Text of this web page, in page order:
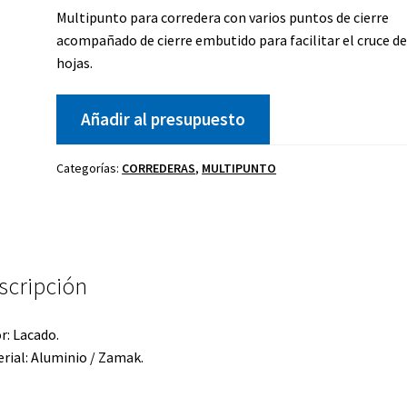
Multipunto para corredera con varios puntos de cierre
acompañado de cierre embutido para facilitar el cruce
hojas.
Añadir al presupuesto
Categorías: CORREDERAS, MULTIPUNTO
Lacado.
Aluminio / Zamak.
Cierre golpete
Kit celosía